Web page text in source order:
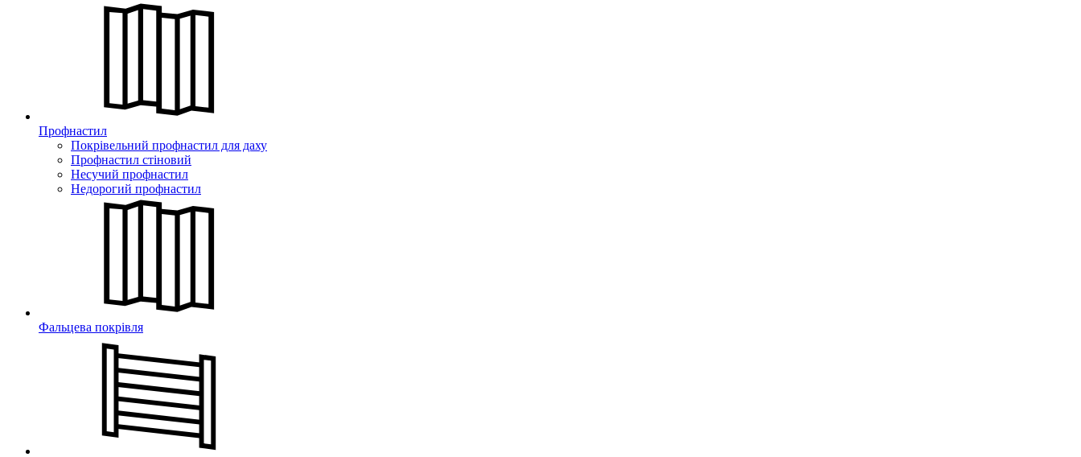
Профнастил
Покрівельний профнастил для даху
Профнастил стіновий
Несучий профнастил
Недорогий профнастил
Фальцева покрівля